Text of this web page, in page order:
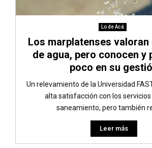
Lo de Acá
Los marplatenses
de agua, pero conocen y
poco en su
Un relevamiento de la Universidad
alta satisfacción con los servicios
saneamiento, pero también
Leer más